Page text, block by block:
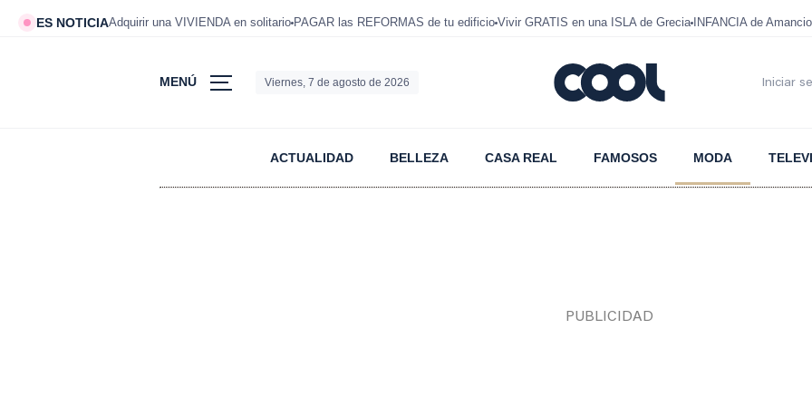
ES NOTICIAAdquirir una VIVIENDA en solitario PAGAR las REFORMAS de tu edificio Vivir GRATIS en una ISLA de Grecia INFANCIA de Amancio
MENÚ Viernes, 7 de agosto de 2026 Iniciar
ACTUALIDAD BELLEZA CASA REAL FAMOSOS MODA